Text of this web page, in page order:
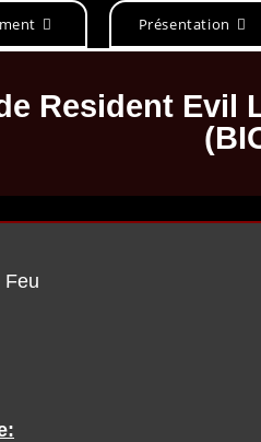
Présentation
Resident Evil
Feu